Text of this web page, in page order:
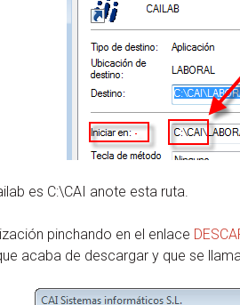
es C:\CAI anote esta ruta.
pinchando en el enlace
acaba de descargar y que se